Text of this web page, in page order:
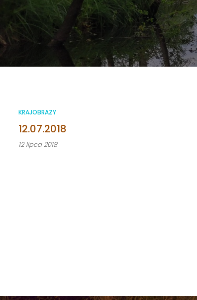
KRAJOBRAZY
12.07.2018
12 lipca 2018